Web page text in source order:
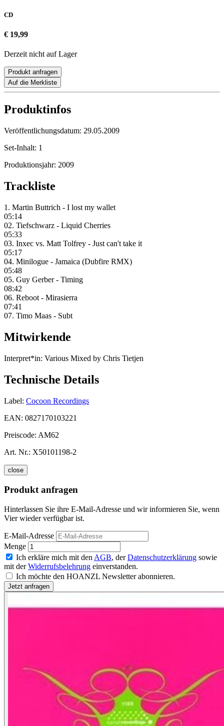
CD
€ 19,99
Derzeit nicht auf Lager
Produkt anfragen
Auf die Merkliste
Produktinfos
Veröffentlichungsdatum: 29.05.2009
Set-Inhalt: 1
Produktionsjahr: 2009
Trackliste
1. Martin Buttrich - I lost my wallet
05:14
02. Tiefschwarz - Liquid Cherries
05:33
03. Inxec vs. Matt Tolfrey - Just can't take it
05:17
04. Minilogue - Jamaica (Dubfire RMX)
05:48
05. Guy Gerber - Timing
08:42
06. Reboot - Mirasierra
07:41
07. Timo Maas - Subt
Mitwirkende
Interpret*in: Various Mixed by Chris Tietjen
Technische Details
Label: Cocoon Recordings
EAN: 0827170103221
Preiscode: AM62
Art. Nr.: X50101198-2
close
Produkt anfragen
Hinterlassen Sie ihre E-Mail-Adresse und wir informieren Sie, wenn
Vier wieder verfügbar ist.
E-Mail-Adresse
Menge
Ich erkläre mich mit den AGB, derDatenschutzerklärung sowie
mit derWiderrufsbelehrung einverstanden.
Ich möchte den HOANZL Newsletter abonnieren.